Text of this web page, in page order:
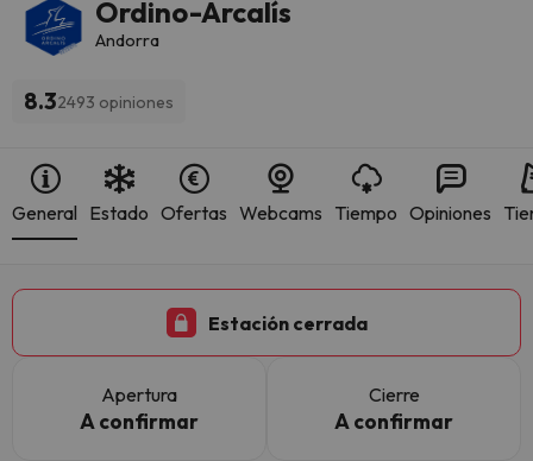
Ordino-Arcalís
Andorra
8.32493 opiniones
General Estado Ofertas Webcams Tiempo Opiniones
Estación cerrada
Apertura
A confirmar
Cierre
A confirmar